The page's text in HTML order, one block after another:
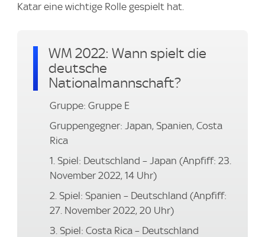
Katar eine wichtige Rolle gespielt hat.
WM 2022: Wann spielt die
deutsche
Nationalmannschaft?
Gruppe: Gruppe E
Gruppengegner: Japan, Spanien, Costa
Rica
1. Spiel: Deutschland – Japan (Anpfiff: 23.
November 2022, 14 Uhr)
2. Spiel: Spanien – Deutschland (Anpfiff:
27. November 2022, 20 Uhr)
3. Spiel: Costa Rica – Deutschland